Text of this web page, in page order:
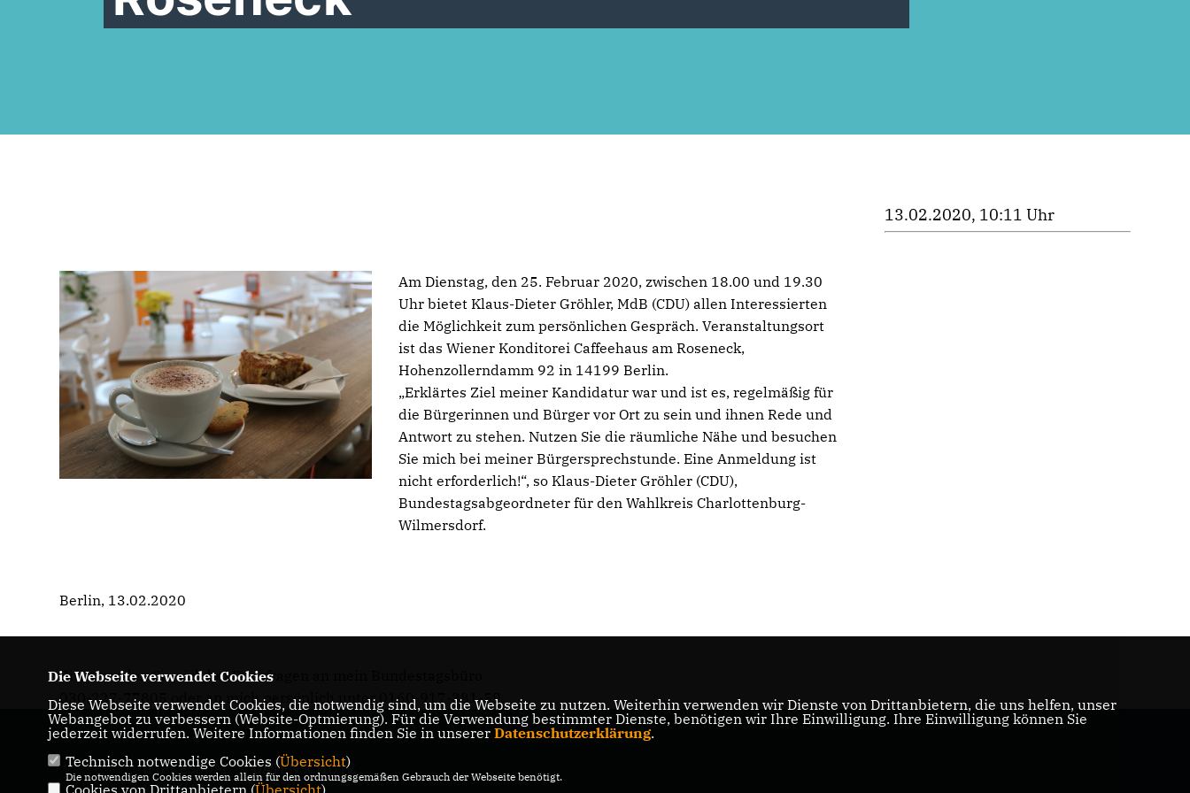
Am Dienstag, den 25. Februar 2020, zwischen 18.00 und 19.30
Uhr bietet Klaus-Dieter Gröhler, MdB (CDU) allen Interessierten
die Möglichkeit zum persönlichen Gespräch. Veranstaltungsort
ist das Wiener Konditorei Caffeehaus am Roseneck,
Hohenzollerndamm 92 in 14199 Berlin.
Erklärtes Ziel meiner Kandidatur war und ist es, regelmäßig für
die Bürgerinnen und Bürger vor Ort zu sein und ihnen Rede und
Antwort zu stehen. Nutzen Sie die räumliche Nähe und besuchen
Sie mich bei meiner Bürgersprechstunde. Eine Anmeldung ist
nicht erforderlich!“, so Klaus-Dieter Gröhler (CDU),
Bundestagsabgeordneter für den Wahlkreis Charlottenburg-
Wilmersdorf.
Berlin, 13.02.2020
Bitte wenden Sie sich bei Rückfragen an mein Bundestagsbüro
030-227-77805 oder an mich persönlich unter 0160-917-381-59.
13.02.2020, 10:11 Uhr
IMPRESSUM
DATENSCHUTZ
KONTAKT
Die Webseite verwendet Cookies
Diese Webseite verwendet Cookies, die notwendig sind, um die Webseite zu nutzen. Weiterhin verwenden wir Dienste von Drittanbietern, die uns helfen, unser
Webangebot zu verbessern (Website-Optmierung). Für die Verwendung bestimmter Dienste, benötigen wir Ihre Einwilligung. Ihre Einwilligung können Sie
jederzeit widerrufen. Weitere Informationen finden Sie in unserer Datenschutzerklärung.
Technisch notwendige Cookies (Übersicht)
Die notwendigen Cookies werden allein für den ordnungsgemäßen Gebrauch der Webseite benötigt.
Cookies von Drittanbietern (Übersicht)